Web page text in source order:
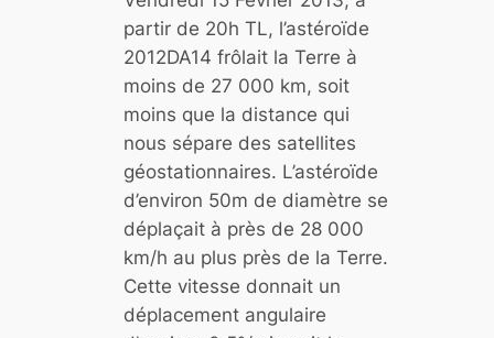
t
o
i
l
e
p
a
r
l
’
a
partir de 20h TL, l’astéroïde
2012DA14 frôlait la Terre à
moins de 27 000 km, soit
moins que la distance qui
nous sépare des satellites
géostationnaires. L’astéroïde
d’environ 50m de diamètre se
déplaçait à près de 28 000
km/h au plus près de la Terre.
Cette vitesse donnait un
déplacement angulaire